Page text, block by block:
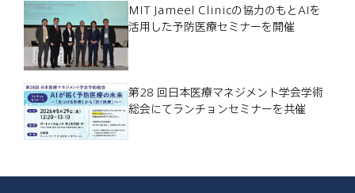
MIT Jameel Clinicの協力のもとAIを
活用した予防医療セミナーを開催
第28 回日本医療マネジメント学会学術
総会にてランチョンセミナーを共催